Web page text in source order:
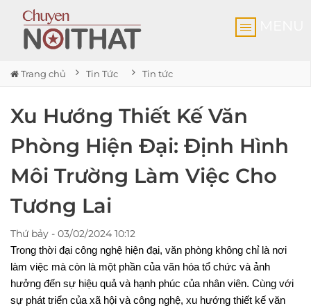
Trang chủ Tin Tức Tin tức
Xu Hướng Thiết Kế Văn
Phòng Hiện Đại: Định Hình
Môi Trường Làm Việc Cho
Tương Lai
Thứ bảy - 03/02/2024 10:12
Trong thời đại công nghệ hiện đại, văn phòng không chỉ là nơi
làm việc mà còn là một phần của văn hóa tổ chức và ảnh
hưởng đến sự hiệu quả và hạnh phúc của nhân viên. Cùng với
sự phát triển của xã hội và công nghệ, xu hướng thiết kế văn